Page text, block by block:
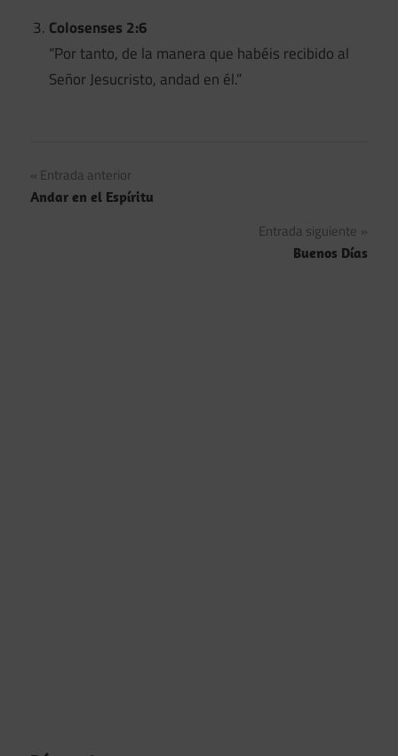
Colosenses 2:6
“Por tanto, de la manera que habéis recibido al
Señor Jesucristo, andad en él.”
Navegación
de
Entrada anterior
Andar en el Espíritu
Entrada siguiente
Buenos Días